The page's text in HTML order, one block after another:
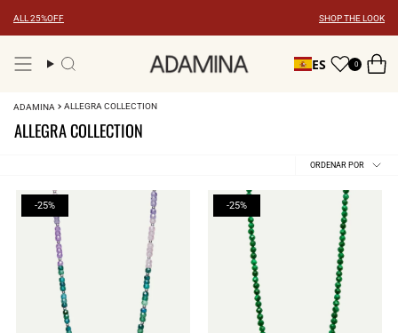
contenido
ALL 25%OFF SHOP THE LOOK
Búsqueda ES 0
ADAMINA ALLEGRA COLLECTION
ALLEGRA COLLECTION
Ordenar
ORDENAR POR
-25% -25%